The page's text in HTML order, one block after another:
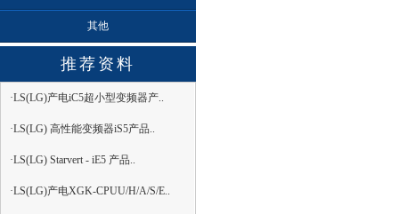
其他
推荐资料
·LS(LG)产电iC5超小型变频器产..
·LS(LG) 高性能变频器iS5产品..
·LS(LG) Starvert - iE5 产品..
·LS(LG)产电XGK-CPUU/H/A/S/E..